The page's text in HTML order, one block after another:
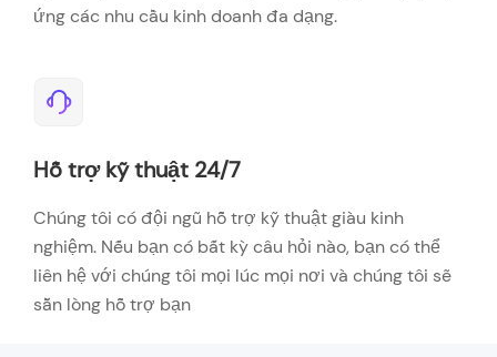
ứng các nhu cầu kinh doanh đa dạng.
Hỗ trợ kỹ thuật 24/7
Chúng tôi có đội ngũ hỗ trợ kỹ thuật giàu kinh
nghiệm. Nếu bạn có bất kỳ câu hỏi nào, bạn có thể
liên hệ với chúng tôi mọi lúc mọi nơi và chúng tôi sẽ
sẵn lòng hỗ trợ bạn